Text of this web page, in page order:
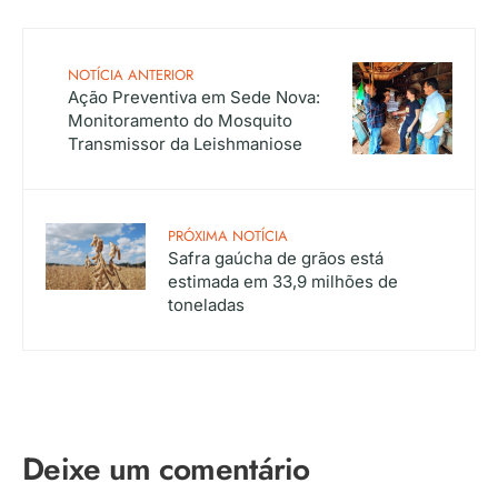
NOTÍCIA ANTERIOR
Ação Preventiva em Sede Nova:
Monitoramento do Mosquito
Transmissor da Leishmaniose
PRÓXIMA NOTÍCIA
Safra gaúcha de grãos está
estimada em 33,9 milhões de
toneladas
Deixe um comentário